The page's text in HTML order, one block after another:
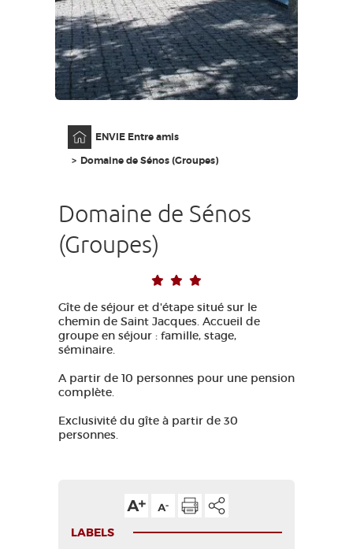
MA SÉLECTION
FR
ENVIE Entre amis
Domaine de Sénos (Groupes)
Domaine de Sénos
(Groupes)
Gîte de séjour et d'étape situé sur le
chemin de Saint Jacques. Accueil de
groupe en séjour : famille, stage,
séminaire.
A partir de 10 personnes pour une pension
complète.
Exclusivité du gîte à partir de 30
personnes.
LABELS